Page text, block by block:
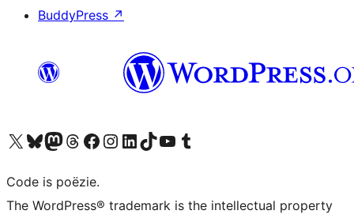
BuddyPress ↗
Bezoek ons X (voorheen Twitter) account
Bezoek ons Bluesky account
Bezoek ons Mastodon account
Bezoek ons Threads account
Onze Facebook pagina bezoeken
Bezoek ons Instagram account
Bezoek ons LinkedIn account
Bezoek ons TikTok account
Bezoek ons YouTube kanaalBezoek ons Tumblr account
Code is poëzie.
The WordPress® trademark is the intellectual property